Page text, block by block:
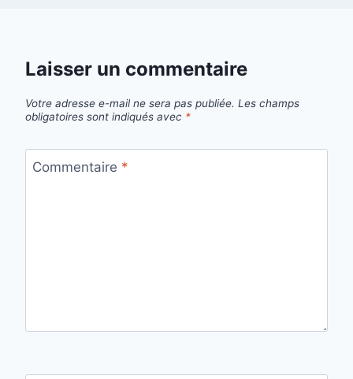
Laisser un commentaire
Votre adresse e-mail ne sera pas publiée. Les champs
obligatoires sont indiqués avec *
Commentaire *